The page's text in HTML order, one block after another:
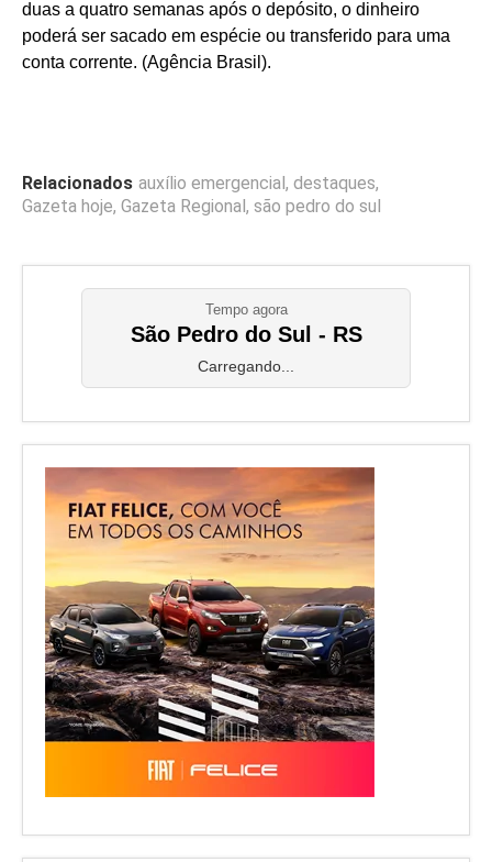
duas a quatro semanas após o depósito, o dinheiro
poderá ser sacado em espécie ou transferido para uma
conta corrente. (Agência Brasil).
Relacionados auxílio emergencial , destaques,
Gazeta hoje, Gazeta Regional , são pedro do sul
Tempo agora
São Pedro do Sul - RS
Carregando...